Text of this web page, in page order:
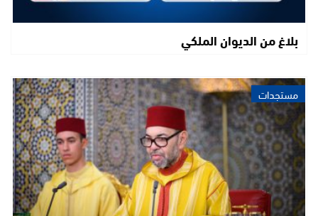
بلاغ من الديوان الملكي
مستجدات